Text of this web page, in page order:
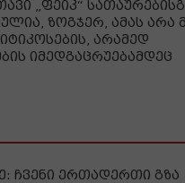
„ფეიკ“
ზოგჯერ, ამას
არამედ
იმედგაცრუებამდეც
ჩვენი ერთადერთი გზა